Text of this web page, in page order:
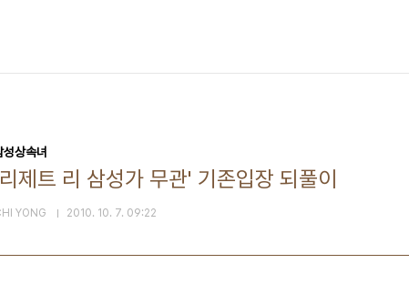
상속녀
제트 리 삼성가 무관' 기존입장 되풀이
YONG 2010. 10. 7. 09:22